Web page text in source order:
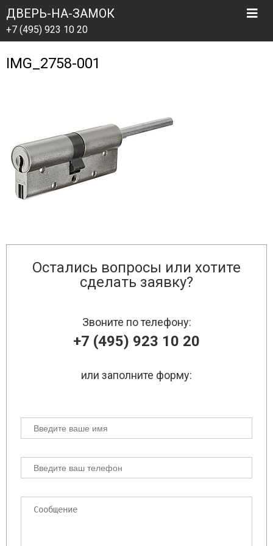
ДВЕРЬ-НА-ЗАМОК
+7 (495) 923 10 20
IMG_2758-001
Остались вопросы или хотите
сделать заявку?
Звоните по телефону:
+7 (495) 923 10 20
или заполните форму: